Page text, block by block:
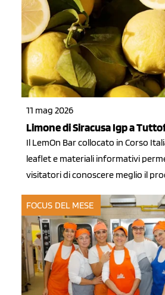
11 mag 2026
Limone di Siracusa Igp a
Il LemOn Bar collocato in Corso
leaflet e materiali informativi
visitatori di conoscere meglio il
FOCUS DEL MESE